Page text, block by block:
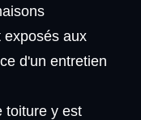
exposés aux
d'un entretien
toiture y est